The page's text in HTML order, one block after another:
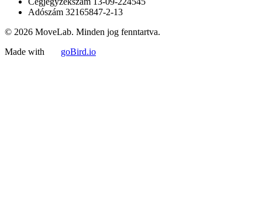
Adószám 32165847-2-13
© 2026 MoveLab. Minden jog fenntartva.
Made with
goBird.io